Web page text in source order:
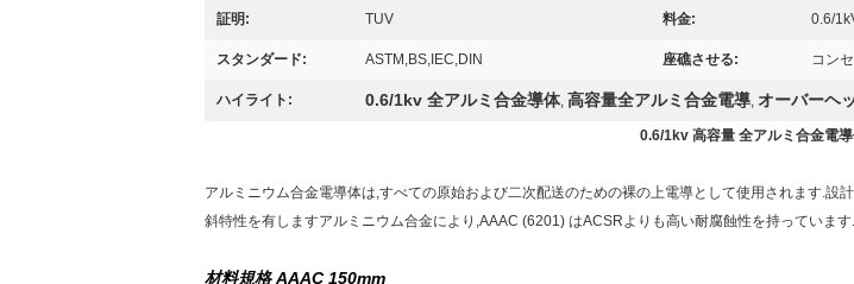
証明: TUV 料金: 0.6/
スタンダード: ASTM,BS,IEC,DIN 座礁させる: コン
ハイライト: 0.6/1kv 全アルミ合金導体, 高容量全アルミ合金電導, オーバーヘ
0.6/1kv 高容量 全アルミ合金電
アルミニウム合金電導体は,すべての原始および二次配送のための裸の上電導として使用されます.
斜特性を有しますアルミニウム合金により,AAAC (6201) はACSRよりも高い耐腐蝕性を持っています.
材料規格 AAAC 150mm